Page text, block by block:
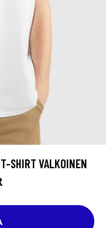
SHIRT VALKOINEN